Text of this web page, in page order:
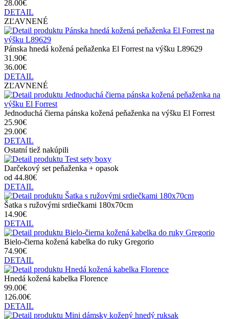
28.00€
DETAIL
ZĽAVNENÉ
Pánska hnedá kožená peňaženka El Forrest na výšku L89629
31.90€
36.00€
DETAIL
ZĽAVNENÉ
Jednoduchá čierna pánska kožená peňaženka na výšku El Forrest
25.90€
29.00€
DETAIL
Ostatní tiež nakúpili
Darčekový set peňaženka + opasok
od 44.80€
DETAIL
Šatka s ružovými srdiečkami 180x70cm
14.90€
DETAIL
Bielo-čierna kožená kabelka do ruky Gregorio
74.90€
DETAIL
Hnedá kožená kabelka Florence
99.00€
126.00€
DETAIL